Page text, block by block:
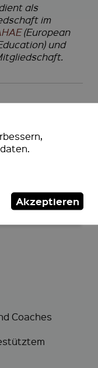
als
im
(European
und
Coaches
Akzeptieren